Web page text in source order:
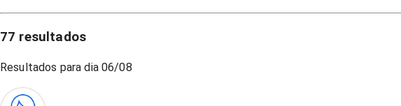
77 resultados
Resultados para dia 06/08